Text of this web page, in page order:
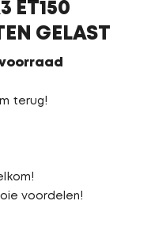
ET150
GELAST
voorraad
terug!
voordelen!